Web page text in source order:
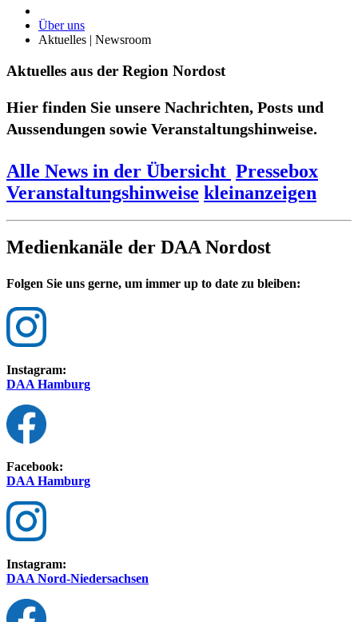
Über uns
Aktuelles | Newsroom
Aktuelles aus der Region Nordost
Hier finden Sie unsere Nachrichten, Posts und
Aussendungen sowie Veranstaltungshinweise.
Alle News in der Übersicht Pressebox
Veranstaltungshinweise kleinanzeigen
Medienkanäle der DAA Nordost
Folgen Sie uns gerne, um immer up to date zu bleiben:
Instagram:
DAA Hamburg
Facebook:
DAA Hamburg
Instagram:
DAA Nord-Niedersachsen